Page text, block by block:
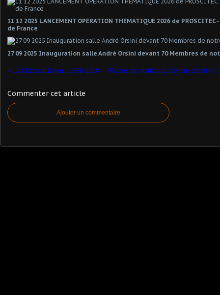
11 12 2025 LANCEMENT OPERATION THEMATIQUE 2026 de PROSCITEC
de France
27 09 2025 Inauguration salle André Orsini devant 70 Membres de
Le Château Drion .. 1850-1918 Photos de visites du Centre de
Commenter cet article
Ajouter un commentaire